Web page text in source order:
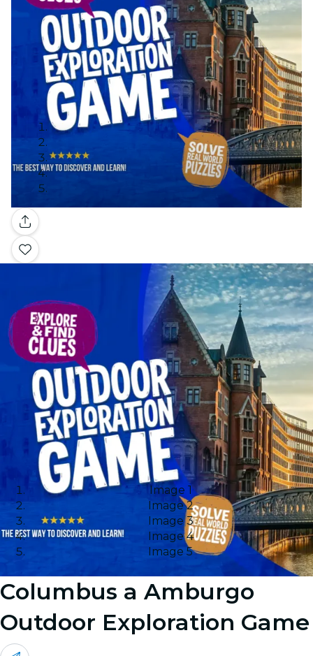
Galleria
Image 1
Image 2
Image 3
Image 4
Image 5
Columbus a Amburgo
Outdoor Exploration Game